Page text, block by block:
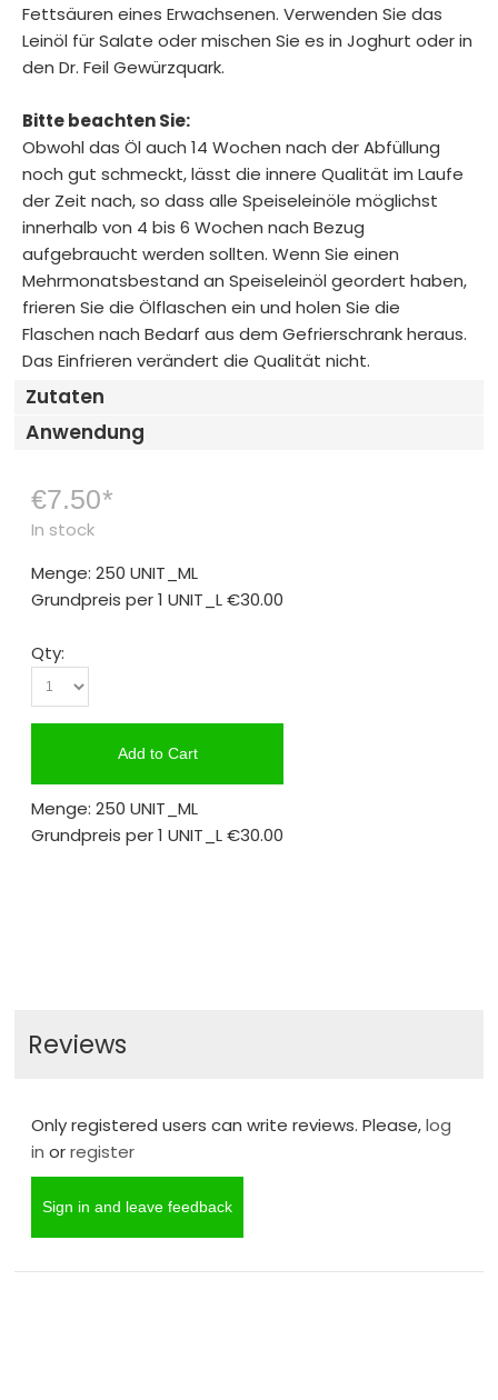
Fettsäuren eines Erwachsenen. Verwenden Sie das
Leinöl für Salate oder mischen Sie es in Joghurt oder in
den Dr. Feil Gewürzquark.
Bitte beachten Sie:
Obwohl das Öl auch 14 Wochen nach der Abfüllung
noch gut schmeckt, lässt die innere Qualität im Laufe
der Zeit nach, so dass alle Speiseleinöle möglichst
innerhalb von 4 bis 6 Wochen nach Bezug
aufgebraucht werden sollten. Wenn Sie einen
Mehrmonatsbestand an Speiseleinöl geordert haben,
frieren Sie die Ölflaschen ein und holen Sie die
Flaschen nach Bedarf aus dem Gefrierschrank heraus.
Das Einfrieren verändert die Qualität nicht.
Zutaten
Anwendung
€7.50*
In stock
Menge: 250 UNIT_ML
Grundpreis per 1 UNIT_L€30.00
Qty:
Add to Cart
Menge: 250 UNIT_ML
Grundpreis per 1 UNIT_L€30.00
Reviews
Only registered users can write reviews. Please,log
in orregister
Sign in and leave feedback